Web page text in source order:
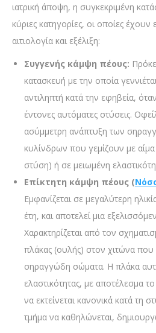
ιατρική άποψη, η συγκεκριμένη
κύριες κατηγορίες, οι οποίες έχουν
αιτιολογία και εξέλιξη:
Συγγενής κάμψη πέους:
κατασκευή με την οποία
αντιληπτή κατά την εφηβεία,
έντονες αυτόματες στύσεις.
ασύμμετρη ανάπτυξη των
κυλίνδρων που γεμίζουν με αίμα
στύση) ή σε μειωμένη
Επίκτητη κάμψη πέους (
Εμφανίζεται σε μεγαλύτερη
έτη, και αποτελεί μια
Χαρακτηρίζεται από τον
πλάκας (ουλής) στον χιτώνα που
σηραγγώδη σώματα. Η πλάκα
ελαστικότητας, με αποτέλεσμα
να εκτείνεται κανονικά κατά τη
τμήμα να καθηλώνεται,